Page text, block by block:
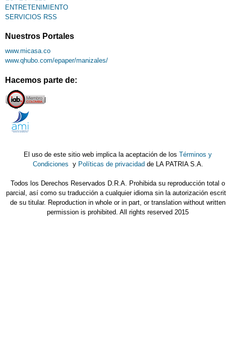
ENTRETENIMIENTO
SERVICIOS RSS
Nuestros Portales
www.micasa.co
www.qhubo.com/epaper/manizales/
Hacemos parte de:
El uso de este sitio web implica la aceptación de losTérminos y
Condiciones y Políticas de privacidad de LA PATRIA S.A.
Todos los Derechos Reservados D.R.A. Prohibida su reproducción total o
parcial, así como su traducción a cualquier idioma sin la autorización
de su titular. Reproduction in whole or in part, or translation without written
permission is prohibited. All rights reserved 2015